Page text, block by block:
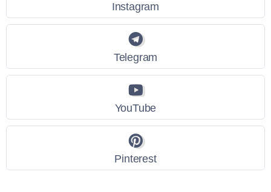
Instagram
Telegram
YouTube
Pinterest